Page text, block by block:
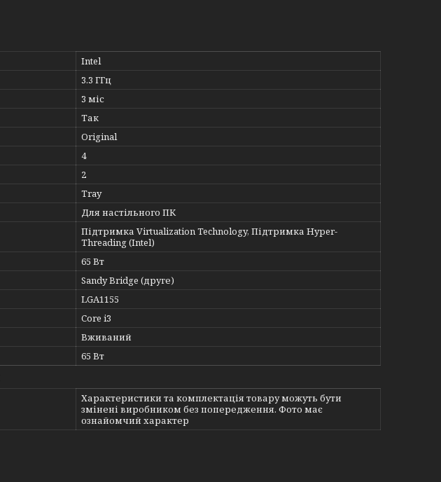
Intel
3.3 ГГц
3 міс
Так
Original
4
2
Tray
Для настільного ПК
Підтримка Virtualization Technology, Підтримка Hyper-
Threading (Intel)
65 Вт
Sandy Bridge (друге)
LGA1155
Core i3
Вживаний
65 Вт
Характеристики та комплектація товару можуть бути
змінені виробником без попередження. Фото має
ознайомчий характер